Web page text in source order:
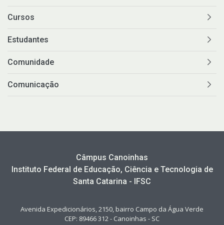
Cursos
Estudantes
Comunidade
Comunicação
Câmpus Canoinhas
Instituto Federal de Educação, Ciência e Tecnologia de
Santa Catarina - IFSC
Avenida Expedicionários, 2150, bairro Campo da Água Verde
CEP: 89466 312 - Canoinhas - SC